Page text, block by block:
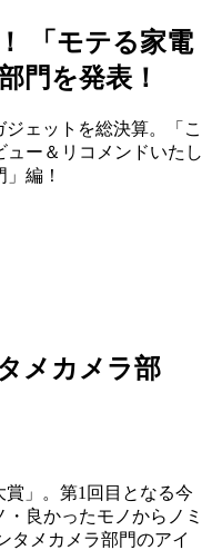
「モテる家電
門を発表！
ェットを総決算。「こ
ー＆リコメンドいたし
編！
メカメラ部
賞」。第1回目となる今
良かったモノからノミ
タメカメラ部門のアイ